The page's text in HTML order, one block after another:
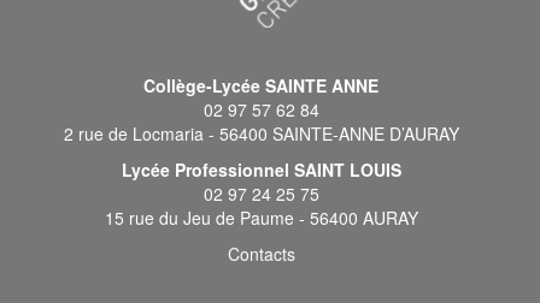
Collège-Lycée SAINTE ANNE
02 97 57 62 84
2 rue de Locmaria - 56400 SAINTE-ANNE D’AURAY
Lycée Professionnel SAINT LOUIS
02 97 24 25 75
15 rue du Jeu de Paume - 56400 AURAY
Contacts